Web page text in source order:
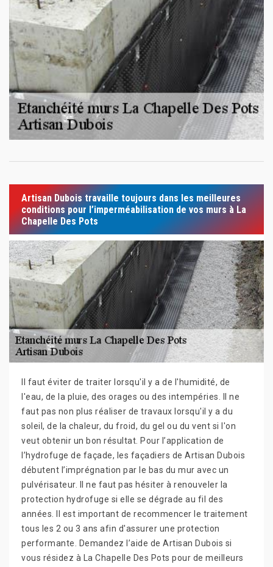
Artisan Dubois travaille toujours dans les meilleures
conditions pour l’imperméabilisation de vos murs à La
Chapelle Des Pots
Il faut éviter de traiter lorsqu'il y a de l'humidité, de
l'eau, de la pluie, des orages ou des intempéries. Il ne
faut pas non plus réaliser de travaux lorsqu'il y a du
soleil, de la chaleur, du froid, du gel ou du vent si l'on
veut obtenir un bon résultat. Pour l’application de
l’hydrofuge de façade, les façadiers de Artisan Dubois
débutent l’imprégnation par le bas du mur avec un
pulvérisateur. Il ne faut pas hésiter à renouveler la
protection hydrofuge si elle se dégrade au fil des
années. Il est important de recommencer le traitement
tous les 2 ou 3 ans afin d'assurer une protection
performante. Demandez l’aide de Artisan Dubois si
vous résidez à La Chapelle Des Pots pour de meilleurs